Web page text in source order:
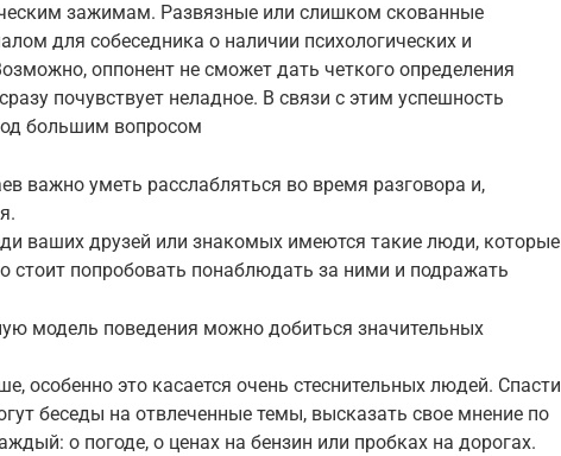
зажимам. Развязные или слишком скованные
для собеседника о наличии психологических и
оппонент не сможет дать четкого определения
почувствует неладное. В связи с этим успешность
большим вопросом
важно уметь расслабляться во время разговора и,
ваших друзей или знакомых имеются такие люди, которые
стоит попробовать понаблюдать за ними и подражать
модель поведения можно добиться значительных
особенно это касается очень стеснительных людей. Спасти
беседы на отвлеченные темы, высказать свое мнение по
о погоде, о ценах на бензин или пробках на дорогах.